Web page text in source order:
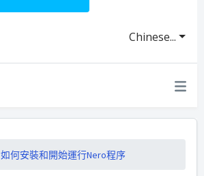
Chinese...
如何安裝和開始運行Nero程序